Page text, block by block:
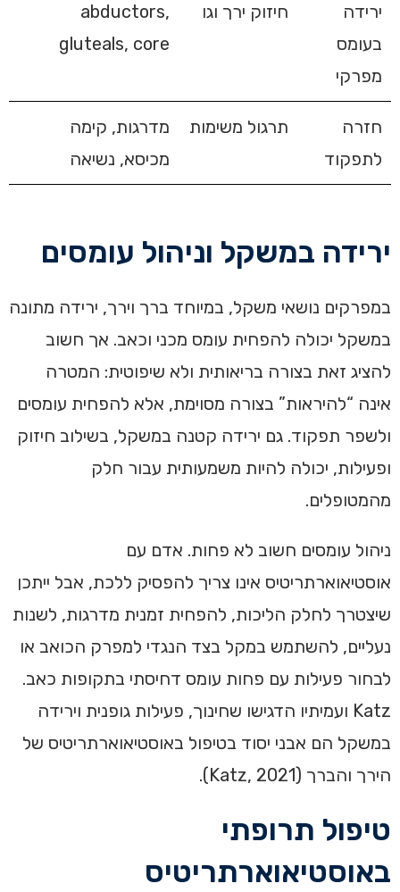
ירידה
בעומס
מפרקי
חיזוק ירך וגו
abductors,
gluteals, core
חזרה
לתפקוד
תרגול משימות
מדרגות, קימה
מכיסא, נשיאה
ירידה במשקל וניהול עומסים
במפרקים נושאי משקל, במיוחד ברך וירך, ירידה מתונה
במשקל יכולה להפחית עומס מכני וכאב. אך חשוב
להציג זאת בצורה בריאותית ולא שיפוטית: המטרה
אינה “להיראות” בצורה מסוימת, אלא להפחית עומסים
ולשפר תפקוד. גם ירידה קטנה במשקל, בשילוב חיזוק
ופעילות, יכולה להיות משמעותית עבור חלק
מהמטופלים.
ניהול עומסים חשוב לא פחות. אדם עם
אוסטיאוארתריטיס אינו צריך להפסיק ללכת, אבל ייתכן
שיצטרך לחלק הליכות, להפחית זמנית מדרגות, לשנות
נעליים, להשתמש במקל בצד הנגדי למפרק הכואב או
לבחור פעילות עם פחות עומס דחיסתי בתקופות כאב.
Katz ועמיתיו הדגישו שחינוך, פעילות גופנית וירידה
במשקל הם אבני יסוד בטיפול באוסטיאוארתריטיס של
הירך והברך (Katz, 2021).
טיפול תרופתי
באוסטיאוארתריטיס